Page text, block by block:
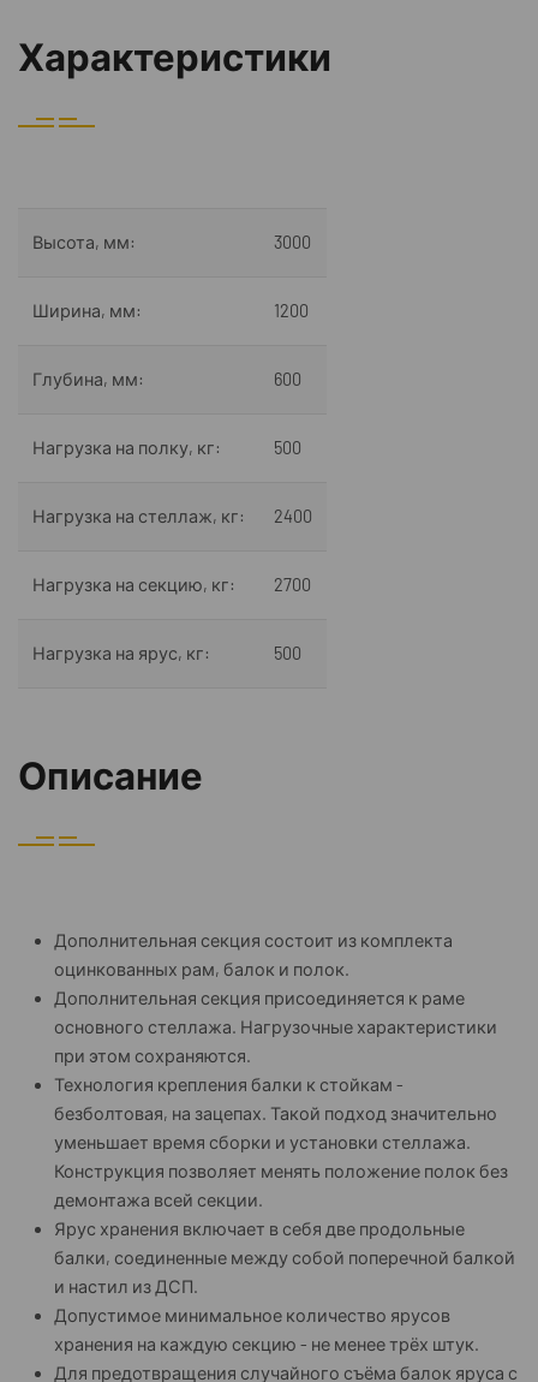
Характеристики
Высота, мм: 3000
Ширина, мм: 1200
Глубина, мм: 600
Нагрузка на полку, кг: 500
Нагрузка на стеллаж, кг: 2400
Нагрузка на секцию, кг: 2700
Нагрузка на ярус, кг: 500
Описание
Дополнительная секция состоит из комплекта
оцинкованных рам, балок и полок.
Дополнительная секция присоединяется к раме
основного стеллажа. Нагрузочные характеристики
при этом сохраняются.
Технология крепления балки к стойкам -
безболтовая, на зацепах. Такой подход значительно
уменьшает время сборки и установки стеллажа.
Конструкция позволяет менять положение полок без
демонтажа всей секции.
Ярус хранения включает в себя две продольные
балки, соединенные между собой поперечной балкой
и настил из ДСП.
Допустимое минимальное количество ярусов
хранения на каждую секцию - не менее трёх штук.
Для предотвращения случайного съёма балок яруса с